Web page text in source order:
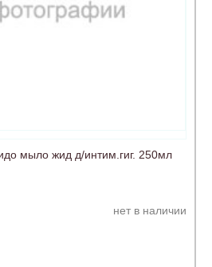
мыло жид д/интим.гиг. 250мл
нет в наличии